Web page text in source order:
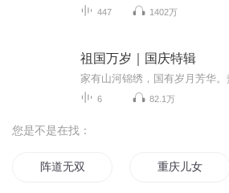
447 1402万
祖国万岁｜国庆特辑
6 82.1万
您是不是在找：
阵道无双 重庆儿女